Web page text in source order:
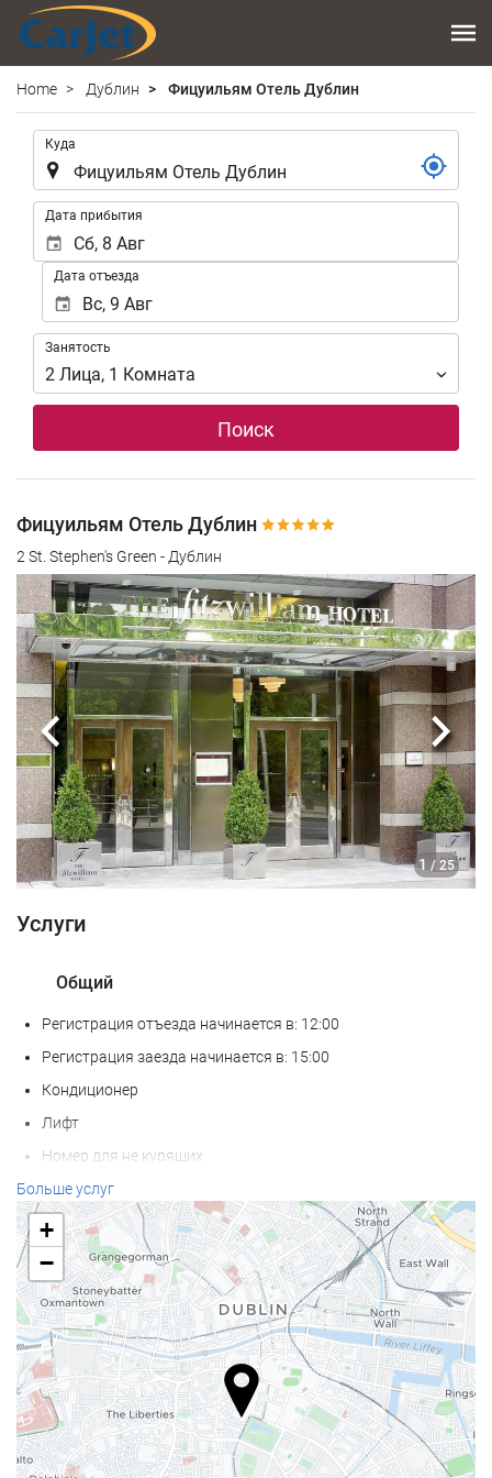
Home Дублин Фицуильям Отель Дублин
Куда
Дата прибытия
Дата отъезда
Занятость
Занятость
2 Лица, 1 Комната
Поиск
Фицуильям Отель Дублин
2 St. Stephen's Green - Дублин
1 / 25
Предыдущий
Услуги
Общий
Регистрация отъезда начинается в: 12:00
Регистрация заезда начинается в: 15:00
Кондиционер
Лифт
Номер для не курящих
Зона для курения
Домашние питомцы не допускаются
Услуги ресепшн
Камера хранения багажа
Сейф
Валютный Обмен
Экскурсионное бюро
Больше услуг
+
−